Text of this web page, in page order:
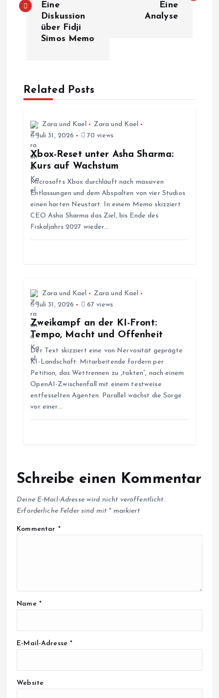
i
a
g
Eine
Diskussion
über Fidji
Simos Memo
Eine
Analyse
Related Posts
Zara und Kael
Zara und Kael
Juli 31, 2026
70 views
Xbox-Reset unter Asha Sharma:
Kurs auf Wachstum
Microsofts Xbox durchläuft nach massiven
Entlassungen und dem Abspalten von vier Studios
einen harten Neustart. In einem Memo skizziert
CEO Asha Sharma das Ziel, bis Ende des
Fiskaljahrs 2027 wieder…
Zara und Kael
Zara und Kael
Juli 31, 2026
67 views
Zweikampf an der KI-Front:
Tempo, Macht und Offenheit
Der Text skizziert eine von Nervosität geprägte
KI-Landschaft: Mitarbeitende fordern per
Petition, das Wettrennen zu „takten“, nach einem
OpenAI-Zwischenfall mit einem testweise
entfesselten Agenten. Parallel wächst die Sorge
vor einer…
Schreibe einen Kommentar
Deine E-Mail-Adresse wird nicht veröffentlicht.
Erforderliche Felder sind mit *markiert
Kommentar *
Name *
E-Mail-Adresse*
Website